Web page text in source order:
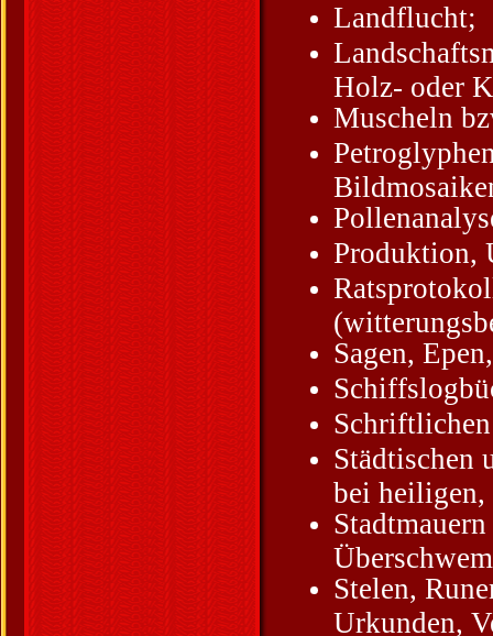
Landflucht;
Holz- oder
Muscheln
Produktion,
Sagen,
Städtischen
bei heiligen,
Stelen,
Urkunden,